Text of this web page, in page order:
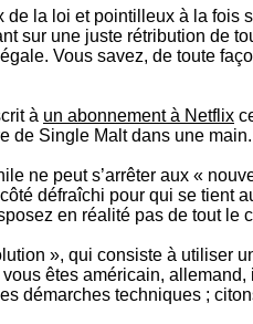
de la loi et pointilleux à la
sur une juste rétribution de
Vous savez, de toute
à un abonnement à Netflix
de Single Malt dans une
ne peut s’arrêter aux «
défraîchi pour qui se tient
en réalité pas de tout
», qui consiste à utiliser
êtes américain,
démarches techniques ;